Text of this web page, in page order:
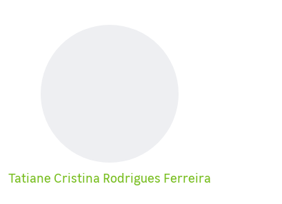
Tatiane Cristina Rodrigues Ferreira